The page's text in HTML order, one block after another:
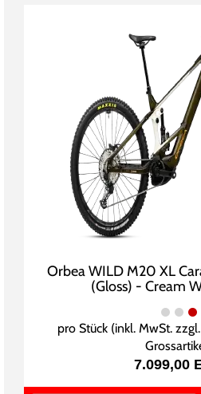
Orbea WILD M20 XL
(Gloss) - Cream
pro Stück (inkl. MwSt. zzgl.
7.099,00